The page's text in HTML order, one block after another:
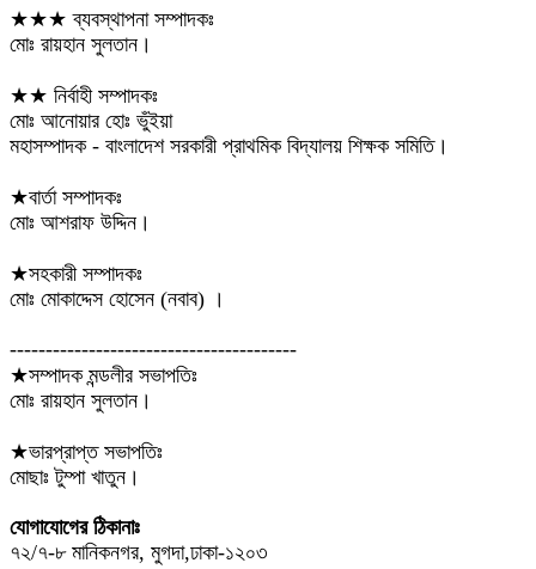
★★★ ব্যবস্থাপনা সম্পাদকঃ
মোঃ রায়হান সুলতান।
★★ নির্বাহী সম্পাদকঃ
মোঃ আনোয়ার হোঃ ভুঁইয়া
মহাসম্পাদক - বাংলাদেশ সরকারী প্রাথমিক বিদ্যালয় শিক্ষক সমিতি।
★বার্তা সম্পাদকঃ
মোঃ আশরাফ উদ্দিন।
★সহকারী সম্পাদকঃ
মোঃ মোকাদ্দেস হোসেন (নবাব) ।
----------------------------------------
★সম্পাদক মন্ডলীর সভাপতিঃ
মোঃ রায়হান সুলতান।
★ভারপ্রাপ্ত সভাপতিঃ
মোছাঃ টুম্পা খাতুন।
যোগাযোগের ঠিকানাঃ
৭২/৭-৮ মানিকনগর, মুগদা,ঢাকা-১২০৩